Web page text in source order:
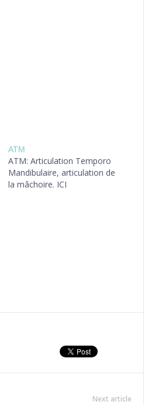
ATM
ATM: Articulation Temporo
Mandibulaire, articulation de
la mâchoire. ICI
Next article